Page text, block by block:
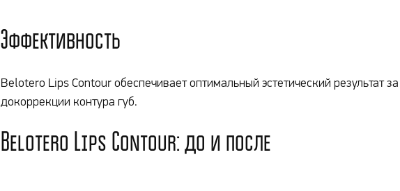
Эффективность
Belotero Lips Contour обеспечивает оптимальный эстетический результат
докоррекции контура губ.
Belotero Lips Contour: до и после